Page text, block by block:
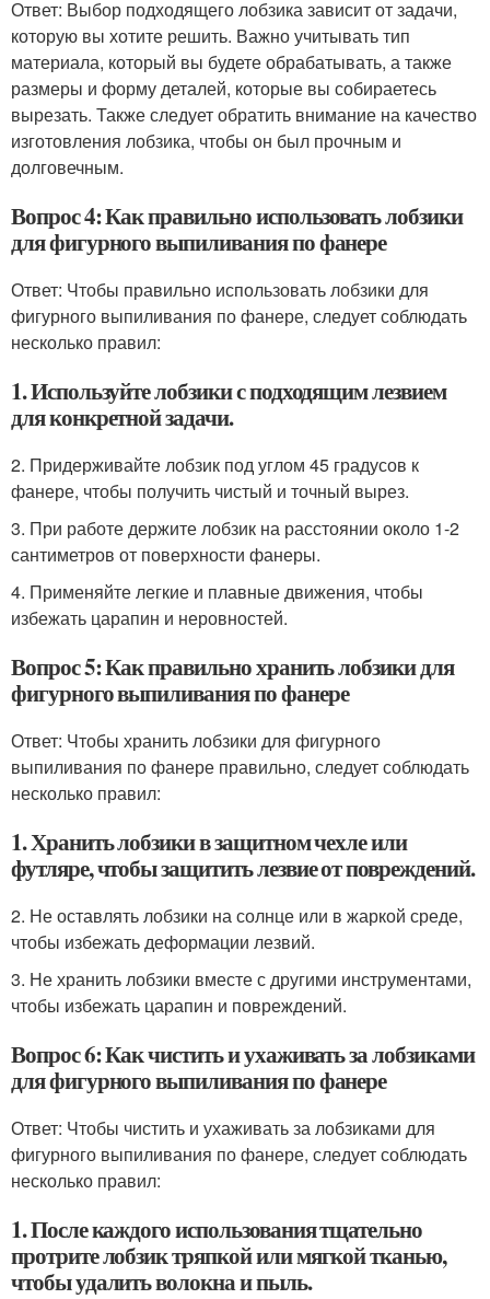
Ответ: Выбор подходящего лобзика зависит от задачи,
которую вы хотите решить. Важно учитывать тип
материала, который вы будете обрабатывать, а также
размеры и форму деталей, которые вы собираетесь
вырезать. Также следует обратить внимание на качество
изготовления лобзика, чтобы он был прочным и
долговечным.
Вопрос 4: Как правильно использовать лобзики
для фигурного выпиливания по фанере
Ответ: Чтобы правильно использовать лобзики для
фигурного выпиливания по фанере, следует соблюдать
несколько правил:
1. Используйте лобзики с подходящим лезвием
для конкретной задачи.
2. Придерживайте лобзик под углом 45 градусов к
фанере, чтобы получить чистый и точный вырез.
3. При работе держите лобзик на расстоянии около 1-2
сантиметров от поверхности фанеры.
4. Применяйте легкие и плавные движения, чтобы
избежать царапин и неровностей.
Вопрос 5: Как правильно хранить лобзики для
фигурного выпиливания по фанере
Ответ: Чтобы хранить лобзики для фигурного
выпиливания по фанере правильно, следует соблюдать
несколько правил:
1. Хранить лобзики в защитном чехле или
футляре, чтобы защитить лезвие от повреждений.
2. Не оставлять лобзики на солнце или в жаркой среде,
чтобы избежать деформации лезвий.
3. Не хранить лобзики вместе с другими инструментами,
чтобы избежать царапин и повреждений.
Вопрос 6: Как чистить и ухаживать за лобзиками
для фигурного выпиливания по фанере
Ответ: Чтобы чистить и ухаживать за лобзиками для
фигурного выпиливания по фанере, следует соблюдать
несколько правил:
1. После каждого использования тщательно
протрите лобзик тряпкой или мягкой тканью,
чтобы удалить волокна и пыль.